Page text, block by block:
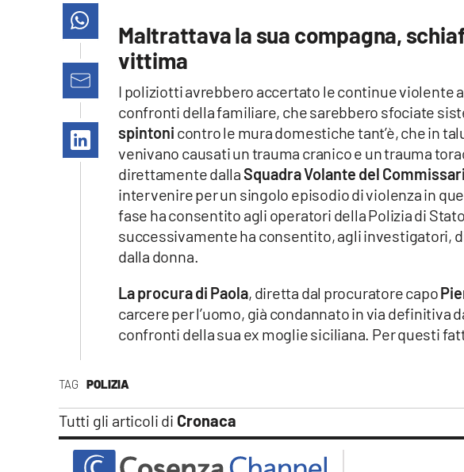
TAG POLIZIA
Tutti gli articoli di Cronaca
Maltrattava la sua compagna,
vittima
I poliziotti avrebbero accertato le continue violente
confronti della familiare, che sarebbero sfociate
spintoni contro le mura domestiche tant’è, che in
venivano causati un trauma cranico e un trauma
direttamente dallaSquadra Volante del
intervenire per un singolo episodio di violenza in
fase ha consentito agli operatori della Polizia di
successivamente ha consentito, agli investigatori,
dalla donna.
La procura di Paola, diretta dal procuratore capo
carcere per l’uomo, già condannato in via definitiva
confronti della sua ex moglie siciliana. Per questi